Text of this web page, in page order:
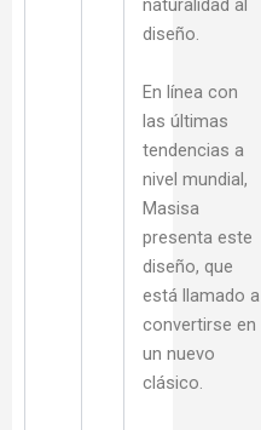
naturalidad al
diseño.
En línea con
las últimas
tendencias a
nivel mundial,
Masisa
presenta este
diseño, que
está llamado a
convertirse en
un nuevo
clásico.